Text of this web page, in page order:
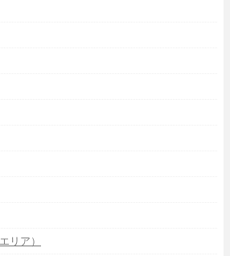
リア）